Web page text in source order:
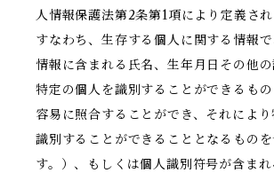
人情報保護法第2条第1項により定義され
すなわち、生存する個人に関する情報
情報に含まれる氏名、生年月日その他の
特定の個人を識別することができるも
容易に照合することができ、それによ
識別することができることとなるものを
す。）、もしくは個人識別符号が含ま